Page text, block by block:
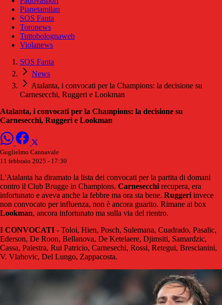
Pianetamilan
SOS Fanta
Toronews
Tuttobolognaweb
Violanews
SOS Fanta
News
Atalanta, i convocati per la Champions: la decisione su
Carnesecchi, Ruggeri e Lookman
Atalanta, i convocati per la Champions: la decisione su
Carnesecchi, Ruggeri e Lookman
Guglielmo Cannavale
11 febbraio 2025 - 17:30
L'Atalanta ha diramato la lista dei convocati per la partita di domani
contro il Club Brugge in Champions. Carnesecchi recupera, era
infortunato e aveva anche la febbre ma ora sta bene. Ruggeri invece
non convocato per influenza, non è ancora guarito. Rimane ai box
Lookman, ancora infortunato ma sulla via del rientro.
I CONVOCATI - Toloi, Hien, Posch, Sulemana, Cuadrado, Pasalic,
Ederson, De Roon, Bellanova, De Ketelaere, Djimsiti, Samardzic,
Cassa, Palestra, Rui Patricio, Carnesechi, Rossi, Retegui, Brescianini,
V. Vlahovic, Del Lungo, Zappacosta.